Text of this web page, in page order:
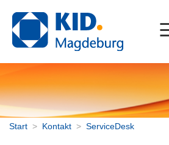
Start
Unternehmen
Portfolio
Downloads
Start > Kontakt > ServiceDesk